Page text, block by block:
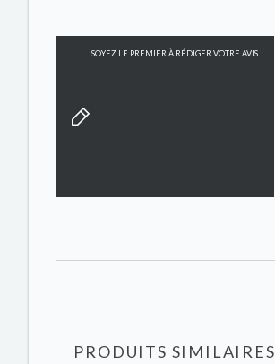
SOYEZ LE PREMIER À RÉDIGER VOTRE AVIS
PRODUITS SIMILAIRES